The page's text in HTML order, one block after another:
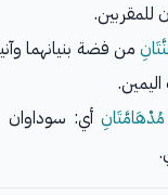
للمقربين.
من فضة بنيانهما
مُدْهَامَّتَانِأي: